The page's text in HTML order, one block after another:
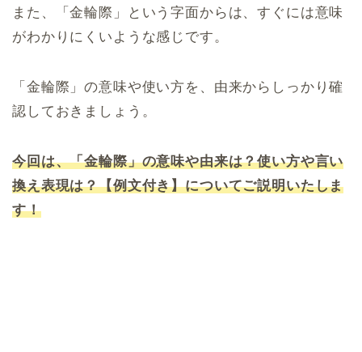
また、「金輪際」という字面からは、すぐには意味
がわかりにくいような感じです。
「金輪際」の意味や使い方を、由来からしっかり確
認しておきましょう。
今回は、「金輪際」の意味や由来は？使い方や言い
換え表現は？【例文付き】についてご説明いたしま
す！